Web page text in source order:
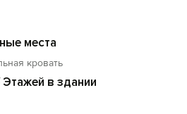
места
кровать
в здании